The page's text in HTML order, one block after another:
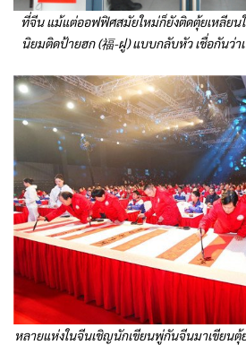
ที่จีน แม้แต่ออฟฟิศสมัยใหม่ก็ยังติดตุ้ยเหลียน
นิยมติดป้ายฮก (福-ฝู) แบบกลับหัว เชื่อกันว่า
หลายแห่งในจีนเชิญนักเขียนพู่กันจีนมาเขียนตุ้